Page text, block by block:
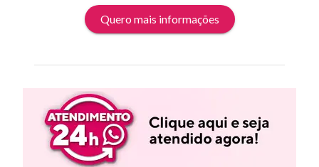
Quero mais informações